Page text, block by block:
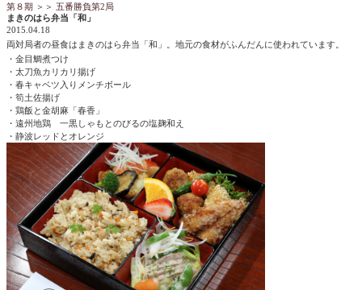
第８期 ＞＞ 五番勝負第2局
まきのはら弁当「和」
2015.04.18
両対局者の昼食はまきのはら弁当「和」。 地元の食材がふんだんに使われています。
・金目鯛煮つけ
・太刀魚カリカリ揚げ
・春キャベツ入りメンチボール
・筍土佐揚げ
・鶏飯と金胡麻「春香」
・遠州地鶏 一黒しゃもとのびるの塩麹和え
・静波レッドとオレンジ